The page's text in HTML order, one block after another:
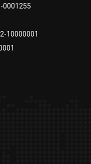
0001255
10000001